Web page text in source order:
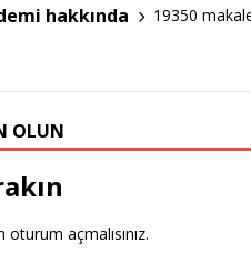
hakkında
19350
OLUN
oturum açmalısınız.